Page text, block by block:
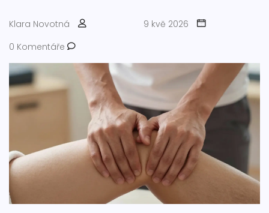
Klara Novotná
9 kvě 2026
0 Komentáře